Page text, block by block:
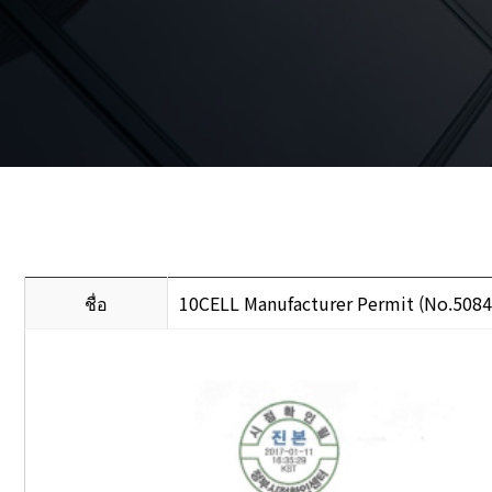
ชื่อ 10CELL Manufacturer Permit